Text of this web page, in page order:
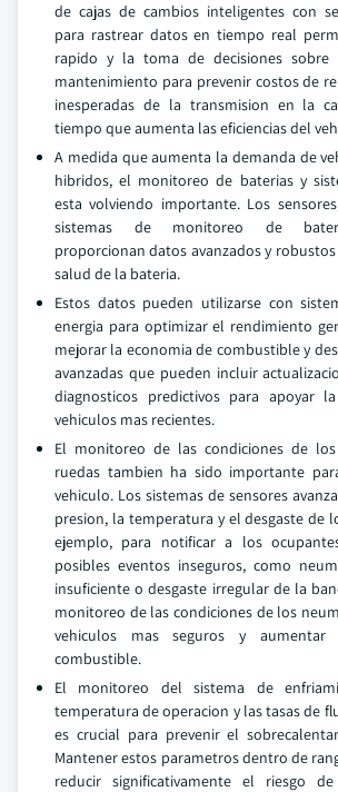
de cajas de cambios inteligentes con
para rastrear datos en tiempo real
rapido y la toma de decisiones sobre
mantenimiento para prevenir costos de
inesperadas de la transmision en la
tiempo que aumenta las eficiencias del
A medida que aumenta la demanda de
hibridos, el monitoreo de baterias y
esta volviendo importante. Los
sistemas de monitoreo de
proporcionan datos avanzados y
salud de la bateria.
Estos datos pueden utilizarse con
energia para optimizar el rendimiento
mejorar la economia de combustible y
avanzadas que pueden incluir
diagnosticos predictivos para apoyar
vehiculos mas recientes.
El monitoreo de las condiciones de
ruedas tambien ha sido importante
vehiculo. Los sistemas de sensores
presion, la temperatura y el desgaste de
ejemplo, para notificar a los
posibles eventos inseguros, como
insuficiente o desgaste irregular de la
monitoreo de las condiciones de los
vehiculos mas seguros y
combustible.
El monitoreo del sistema de
temperatura de operacion y las tasas de
es crucial para prevenir el
Mantener estos parametros dentro de
reducir significativamente el riesgo